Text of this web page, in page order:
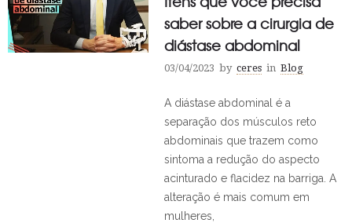
saber sobre a cirurgia de
diástase abdominal
03/04/2023 by ceres in Blog
A diástase abdominal é a
separação dos músculos reto
abdominais que trazem como
sintoma a redução do aspecto
acinturado e flacidez na barriga. A
alteração é mais comum em
mulheres,